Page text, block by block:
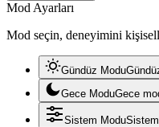
Mod Ayarları
Mod seçin, deneyimini
Gündüz Modu
Gece ModuGece
Sistem Modu